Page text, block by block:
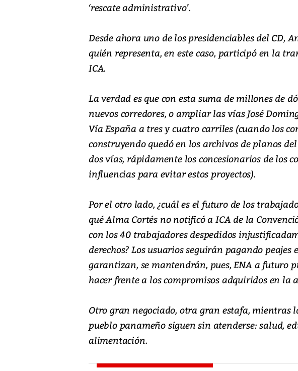
‘rescate administrativo’.
Desde ahora uno de los presidenciables del CD,
quién representa, en este caso, participó en la
ICA.
La verdad es que con esta suma de millones de
nuevos corredores, o ampliar las vías José
Vía España a tres y cuatro carriles (cuando los
construyendo quedó en los archivos de planos
dos vías, rápidamente los concesionarios de los
influencias para evitar estos proyectos).
Por el otro lado, ¿cuál es el futuro de los
qué Alma Cortés no notificó a ICA de la
con los 40 trabajadores despedidos
derechos? Los usuarios seguirán pagando peajes
garantizan, se mantendrán, pues, ENA a futuro
hacer frente a los compromisos adquiridos en la
Otro gran negociado, otra gran estafa, mientras
pueblo panameño siguen sin atenderse: salud,
alimentación.